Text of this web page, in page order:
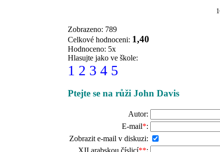
Zobrazeno: 789
Celkové hodnoceni: 1,40
Hodnoceno: 5x
Hlasujte jako ve škole:
1 2 3 4 5
Ptejte se na růži John Davis
Autor:
E-mail*:
Zobrazit e-mail v diskuzi: